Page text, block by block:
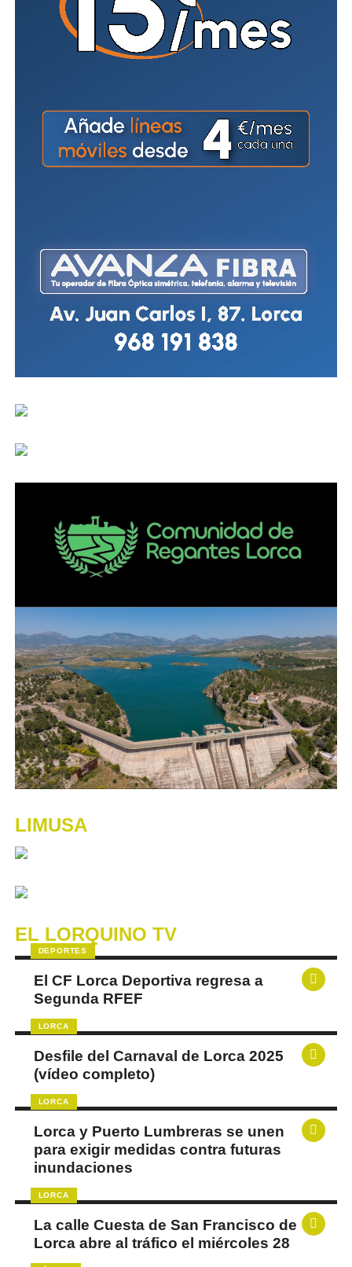
LIMUSA
EL LORQUINO TV
DEPORTES
El CF Lorca Deportiva regresa a
Segunda RFEF
LORCA
Desfile del Carnaval de Lorca 2025
(vídeo completo)
LORCA
Lorca y Puerto Lumbreras se unen
para exigir medidas contra futuras
inundaciones
LORCA
La calle Cuesta de San Francisco de
Lorca abre al tráfico el miércoles 28